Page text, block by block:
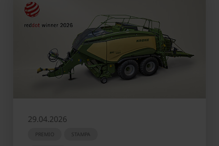
29.04.2026
PREMIO STAMPA